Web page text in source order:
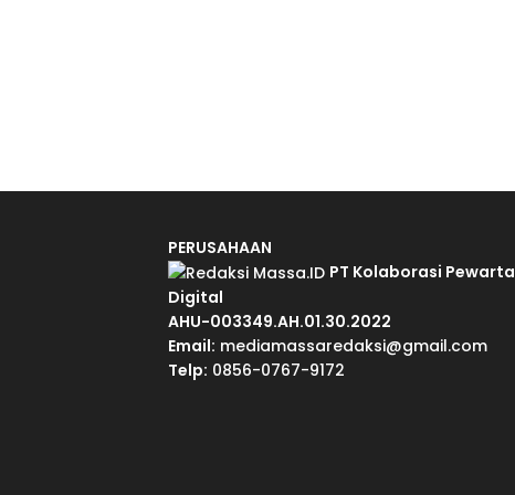
PERUSAHAAN
PT Kolaborasi Pewarta
Digital
AHU-003349.AH.01.30.2022
Email: mediamassaredaksi@gmail.com
Telp: 0856-0767-9172